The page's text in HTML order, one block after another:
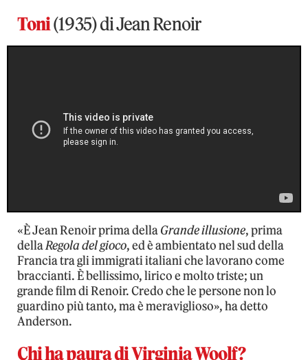
Toni(1935) di Jean Renoir
«È Jean Renoir prima dellaGrande illusione, prima
dellaRegola del gioco, ed è ambientato nel sud della
Francia tra gli immigrati italiani che lavorano come
braccianti. È bellissimo, lirico e molto triste; un
grande film di Renoir. Credo che le persone non lo
guardino più tanto, ma è meraviglioso», ha detto
Anderson.
Chi ha paura di Virginia Woolf?